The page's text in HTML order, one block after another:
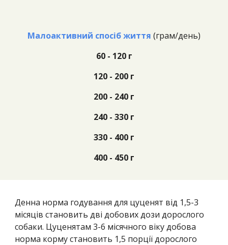
Малоактивний спосіб життя (грам/день)
60 - 120 г
120 - 200 г
200 - 240 г
240 - 330 г
330 - 400 г
400 - 450 г
Денна норма годування для цуценят від 1,5-3
місяців становить дві добових дози дорослого
собаки. Цуценятам 3-6 місячного віку добова
норма корму становить 1,5 порції дорослого